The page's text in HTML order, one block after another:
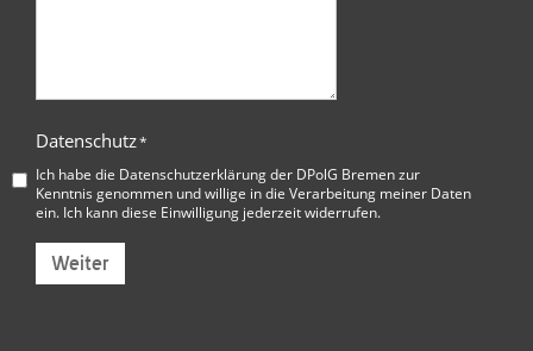
Datenschutz*
Ich habe die Datenschutzerklärung der DPolG Bremenzur
Kenntnis genommen und willige in die Verarbeitung meiner Daten
ein. Ich kann diese Einwilligung jederzeit widerrufen.
Weiter